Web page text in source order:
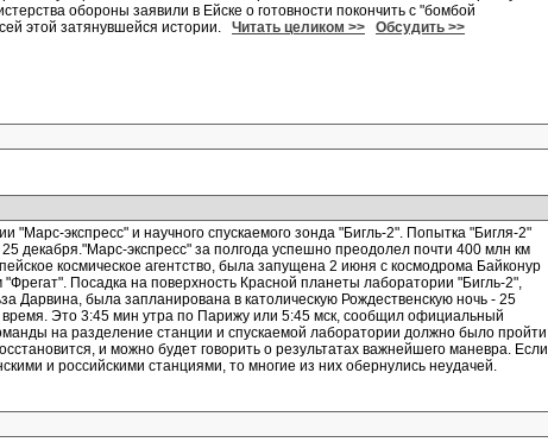
обороны заявили в Ейске о готовности покончить с "бомбой
этой затянувшейся истории. Читать целиком >> Обсудить >>
"Марс-экспресс" и научного спускаемого зонда "Бигль-2". Попытка "Бигля-2"
декабря."Марс-экспресс" за полгода успешно преодолел почти 400 млн км
космическое агентство, была запущена 2 июня с космодрома Байконур
Посадка на поверхность Красной планеты лаборатории "Бигль-2",
Дарвина, была запланирована в католическую Рождественскую ночь - 25
Это 3:45 мин утра по Парижу или 5:45 мск, сообщил официальный
на разделение станции и спускаемой лаборатории должно было пройти
и можно будет говорить о результатах важнейшего маневра. Если
и российскими станциями, то многие из них обернулись неудачей.